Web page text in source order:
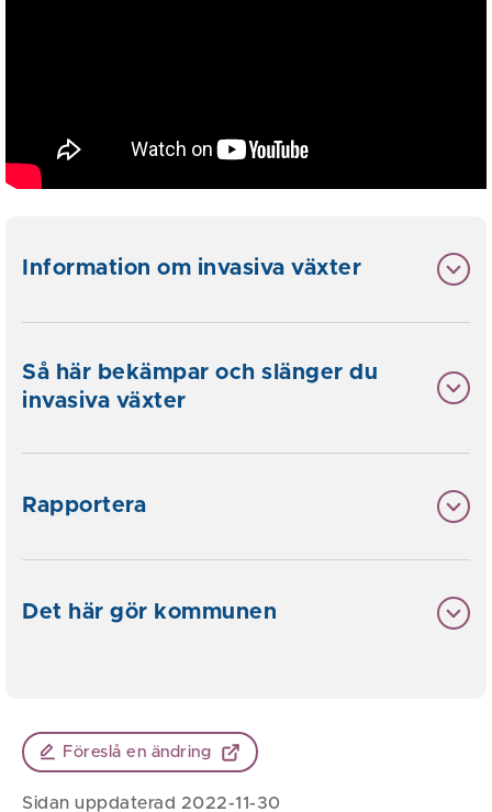
Information om invasiva växter
Så här bekämpar och slänger du
invasiva växter
Rapportera
Det här gör kommunen
Föreslå en ändring
Sidan uppdaterad 2022-11-30